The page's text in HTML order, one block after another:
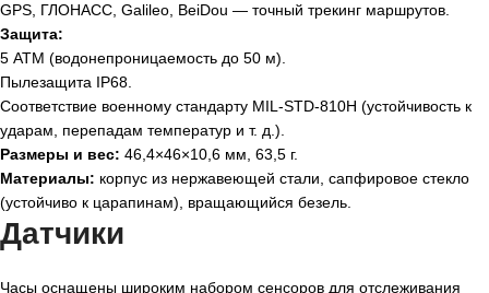
GPS, ГЛОНАСС, Galileo, BeiDou — точный трекинг маршрутов.
Защита:
5 ATM (водонепроницаемость до 50 м).
Пылезащита IP68.
Соответствие военному стандарту MIL‑STD‑810H (устойчивость к
ударам, перепадам температур и т. д.).
Размеры и вес: 46,4×46×10,6 мм, 63,5 г.
Материалы: корпус из нержавеющей стали, сапфировое стекло
(устойчиво к царапинам), вращающийся безель.
Датчики
Часы оснащены широким набором сенсоров для отслеживания